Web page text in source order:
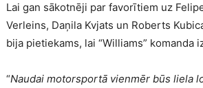
Lai gan sākotnēji par favorītiem uz
Verleins, Daņila Kvjats un Roberts
bija pietiekams, lai “Williams”
“Naudai motorsportā vienmēr būs liela